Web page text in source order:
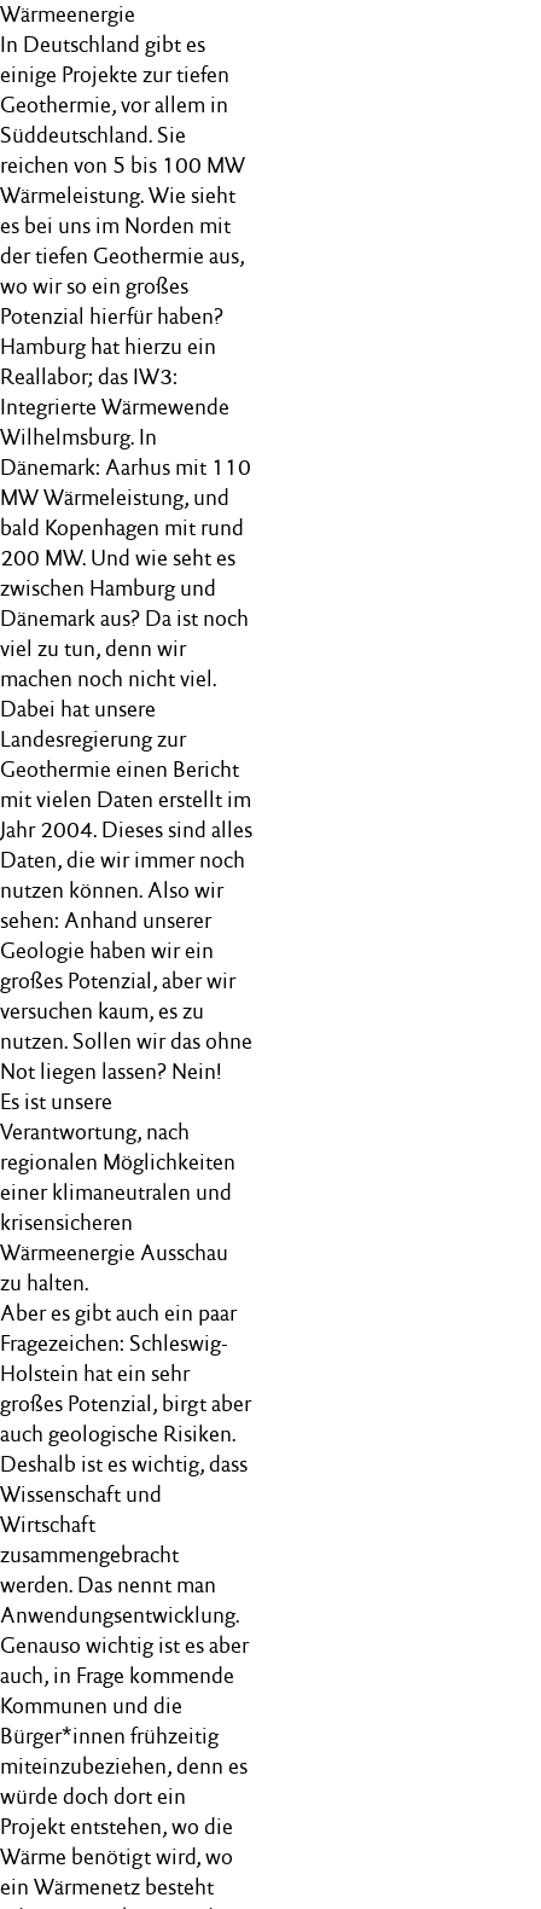
Wärmeenergie
In Deutschland gibt es
einige Projekte zur tiefen
Geothermie, vor allem in
Süddeutschland. Sie
reichen von 5 bis 100 MW
Wärmeleistung. Wie sieht
es bei uns im Norden mit
der tiefen Geothermie aus,
wo wir so ein großes
Potenzial hierfür haben?
Hamburg hat hierzu ein
Reallabor; das IW3:
Integrierte Wärmewende
Wilhelmsburg. In
Dänemark: Aarhus mit 110
MW Wärmeleistung, und
bald Kopenhagen mit rund
200 MW. Und wie seht es
zwischen Hamburg und
Dänemark aus? Da ist noch
viel zu tun, denn wir
machen noch nicht viel.
Dabei hat unsere
Landesregierung zur
Geothermie einen Bericht
mit vielen Daten erstellt im
Jahr 2004. Dieses sind alles
Daten, die wir immer noch
nutzen können. Also wir
sehen: Anhand unserer
Geologie haben wir ein
großes Potenzial, aber wir
versuchen kaum, es zu
nutzen. Sollen wir das ohne
Not liegen lassen? Nein!
Es ist unsere
Verantwortung, nach
regionalen Möglichkeiten
einer klimaneutralen und
krisensicheren
Wärmeenergie Ausschau
zu halten.
Aber es gibt auch ein paar
Fragezeichen: Schleswig-
Holstein hat ein sehr
großes Potenzial, birgt aber
auch geologische Risiken.
Deshalb ist es wichtig, dass
Wissenschaft und
Wirtschaft
zusammengebracht
werden. Das nennt man
Anwendungsentwicklung.
Genauso wichtig ist es aber
auch, in Frage kommende
Kommunen und die
Bürger*innen frühzeitig
miteinzubeziehen, denn es
würde doch dort ein
Projekt entstehen, wo die
Wärme benötigt wird, wo
ein Wärmenetz besteht